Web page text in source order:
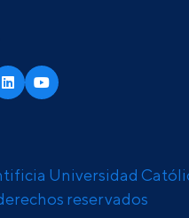
Universidad
reservados